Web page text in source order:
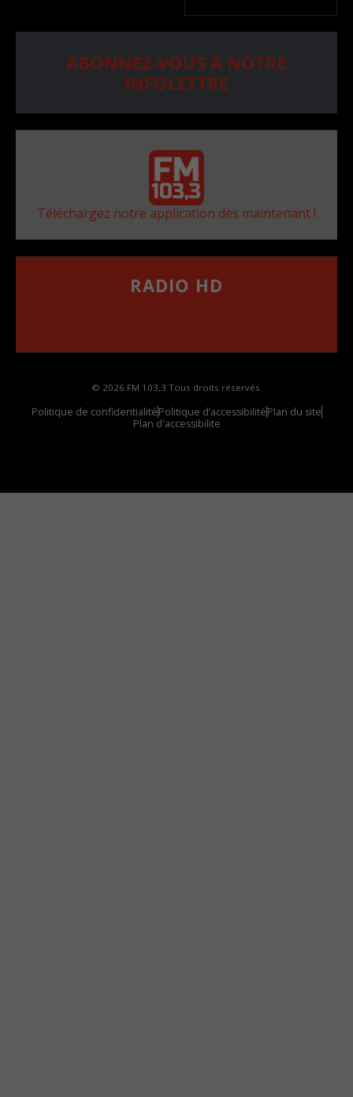
ABONNEZ-VOUS À NOTRE
INFOLETTRE
Téléchargez notre application dès maintenant !
RADIO HD
© 2026 FM 103,3 Tous droits réservés.
Politique de confidentialitéPolitique d’accessibilitéPlan du site
Plan d'accessibilite